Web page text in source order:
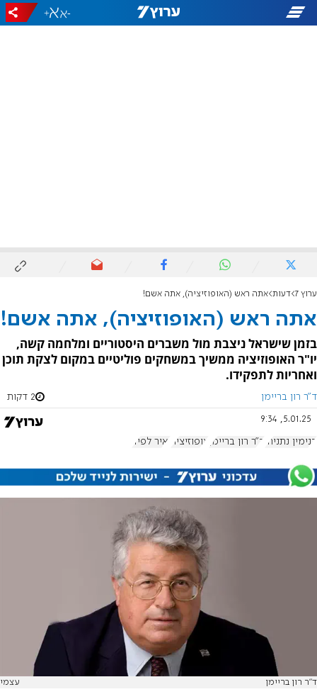
-
+
ערוץ 7 דעות אתה ראש (האופוזיציה), אתה אשם!
אתה ראש (האופוזיציה), אתה אשם!
בזמן שישראל ניצבת מול משברים היסטוריים ומלחמה קשה,
יו"ר האופוזיציה ממשיך במשחקים פוליטיים במקום לצקת תוכן
ואחריות לתפקידו.
ד"ר רון בריימן 2 דקות
5.01.25, 9:34
בנימין נתניהו ד"ר רון בריימן אופוזיציה יאיר לפיד
ד"ר רון בריימן עצמי